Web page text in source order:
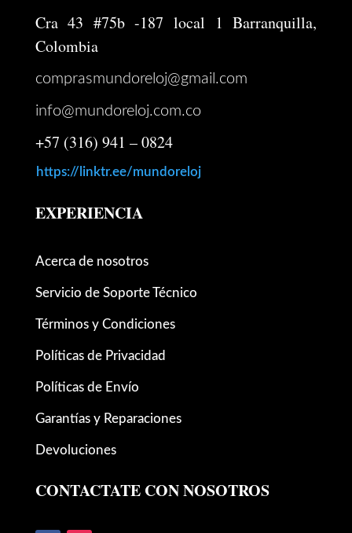
Cra 43 #75b -187 local 1 Barranquilla,
Colombia
comprasmundoreloj@gmail.com
info@mundoreloj.com.co
+57 (316) 941 – 0824
https://linktr.ee/mundoreloj
EXPERIENCIA
Acerca de nosotros
Servicio de Soporte Técnico
Términos y Condiciones
Políticas de Privacidad
Políticas de Envío
Garantías y Reparaciones
Devoluciones
CONTACTATE CON NOSOTROS